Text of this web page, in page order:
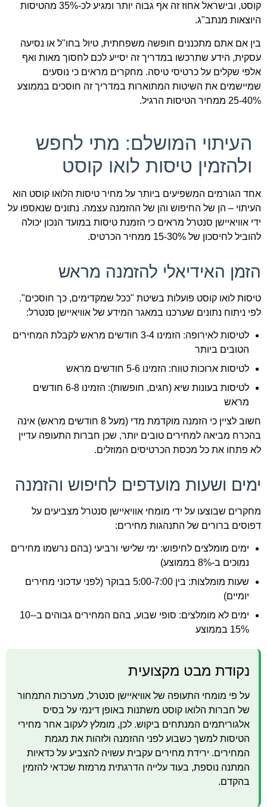
קוסט, ובישראל אחוז זה אף גבוה יותר ומגיע לכ-35% מהטיסות
היוצאות מנתב"ג.
בין אם אתם מתכננים חופשה משפחתית, טיול בחו"ל או נסיעה
עסקית, הידע שתרכשו במדריך זה יסייע לכם לחסוך מאות ואף
אלפי שקלים על כרטיסי טיסה. מחקרים מראים כי נוסעים
שמיישמים את השיטות המתוארות במדריך זה חוסכים בממוצע
25-40% ממחיר הטיסות הרגיל.
העיתוי המושלם: מתי לחפש
ולהזמין טיסות לואו קוסט
אחד הגורמים המשפיעים ביותר על מחיר טיסות הלואו קוסט הוא
העיתוי – הן של החיפוש והן של ההזמנה עצמה. נתונים שנאספו על
ידי אוויאיישן סנטרל מראים כי הזמנת טיסות במועד הנכון יכולה
להוביל לחיסכון של 15-30% ממחיר הכרטיס.
הזמן האידיאלי להזמנה מראש
טיסות לואו קוסט פועלות בשיטת "ככל שמקדימים, כך חוסכים".
לפי ניתוח נתונים שערכנו במאגר המידע של אוויאיישן סנטרל:
לטיסות לאירופה: הזמינו 3-4 חודשים מראש לקבלת המחירים
הטובים ביותר
לטיסות ארוכות טווח: הזמינו 5-6 חודשים מראש
לטיסות בעונות שיא (חגים, חופשות): הזמינו 6-8 חודשים
מראש
חשוב לציין כי הזמנה מוקדמת מדי (מעל 8 חודשים מראש) אינה
בהכרח מביאה למחירים טובים יותר, שכן חברות התעופה עדיין
לא פתחו את כל מכסת הכרטיסים המוזלים.
ימים ושעות מועדפים לחיפוש והזמנה
מחקרים שבוצעו על ידי מומחי אוויאיישן סנטרל מצביעים על
דפוסים ברורים של התנהגות מחירים:
ימים מומלצים לחיפוש: ימי שלישי ורביעי (בהם נרשמו מחירים
נמוכים ב-8% בממוצע)
שעות מומלצות: בין 5:00-7:00 בבוקר (לפני עדכוני מחירים
יומיים)
ימים לא מומלצים: סופי שבוע, בהם המחירים גבוהים ב-10-
15% בממוצע
נקודת מבט מקצועית
על פי מומחי התעופה של אוויאיישן סנטרל, מערכות התמחור
של חברות הלואו קוסט משתנות באופן דינמי על בסיס
אלגוריתמים המנתחים ביקוש. לכן, מומלץ לעקוב אחר מחירי
הטיסות למשך כשבוע לפני ההזמנה ולזהות את מגמת
המחירים. ירידת מחירים עקבית עשויה להצביע על כדאיות
המתנה נוספת, בעוד עלייה הדרגתית מרמזת שכדאי להזמין
בהקדם.